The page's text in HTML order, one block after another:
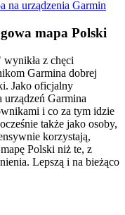
mapa Polski
z chęci
Garmina dobrej
Jako oficjalny
urządzeń Garmina
i co za tym idzie
także jako osoby,
korzystają,
Polski niż te, z
Lepszą i na bieżąco